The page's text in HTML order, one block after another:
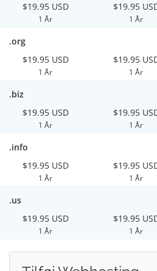
$19.95 USD
1 År
$19.95
1 År
.org
$19.95 USD
1 År
$19.95
1 År
.biz
$19.95 USD
1 År
$19.95
1 År
.info
$19.95 USD
1 År
$19.95
1 År
.us
$19.95 USD
1 År
$19.95
1 År